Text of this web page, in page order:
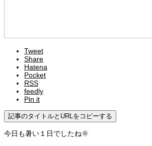
Tweet
Share
Hatena
Pocket
RSS
feedly
Pin it
記事のタイトルとURLをコピーする
今日も暑い１日でしたね🌞